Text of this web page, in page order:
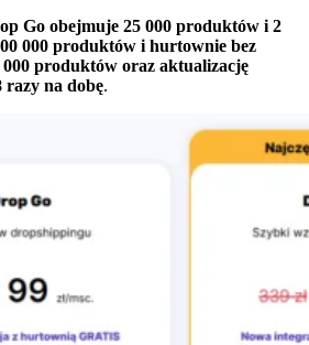
Go obejmuje 25 000 produktów i 2
000 produktów i hurtownie bez
produktów oraz aktualizację
na dobę.